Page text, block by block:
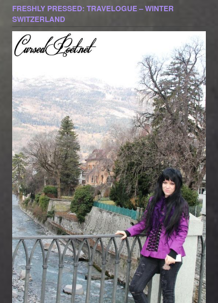
FRESHLY PRESSED: TRAVELOGUE – WINTER
SWITZERLAND